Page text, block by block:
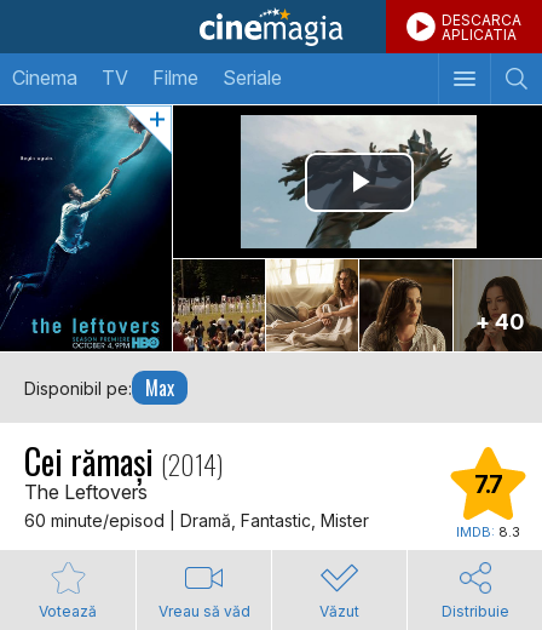
DESCARCA
APLICATIA
Cinema TV Filme Seriale
+ 40
Disponibil pe: Max
Cei rămași (2014)
The Leftovers
60 minute/episod | Dramă, Fantastic, Mister
7.7
IMDB: 8.3
Votează Vreau să văd Văzut Distribuie